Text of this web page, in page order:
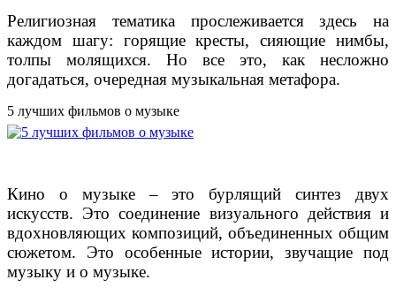
Религиозная тематика прослеживается здесь на
каждом шагу: горящие кресты, сияющие нимбы,
толпы молящихся. Но все это, как несложно
догадаться, очередная музыкальная метафора.
5 лучших фильмов о музыке
Кино о музыке ‒ это бурлящий синтез двух
искусств. Это соединение визуального действия и
вдохновляющих композиций, объединенных общим
сюжетом. Это особенные истории, звучащие под
музыку и о музыке.